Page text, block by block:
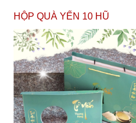
HỘP QUÀ YẾN 10 HŨ